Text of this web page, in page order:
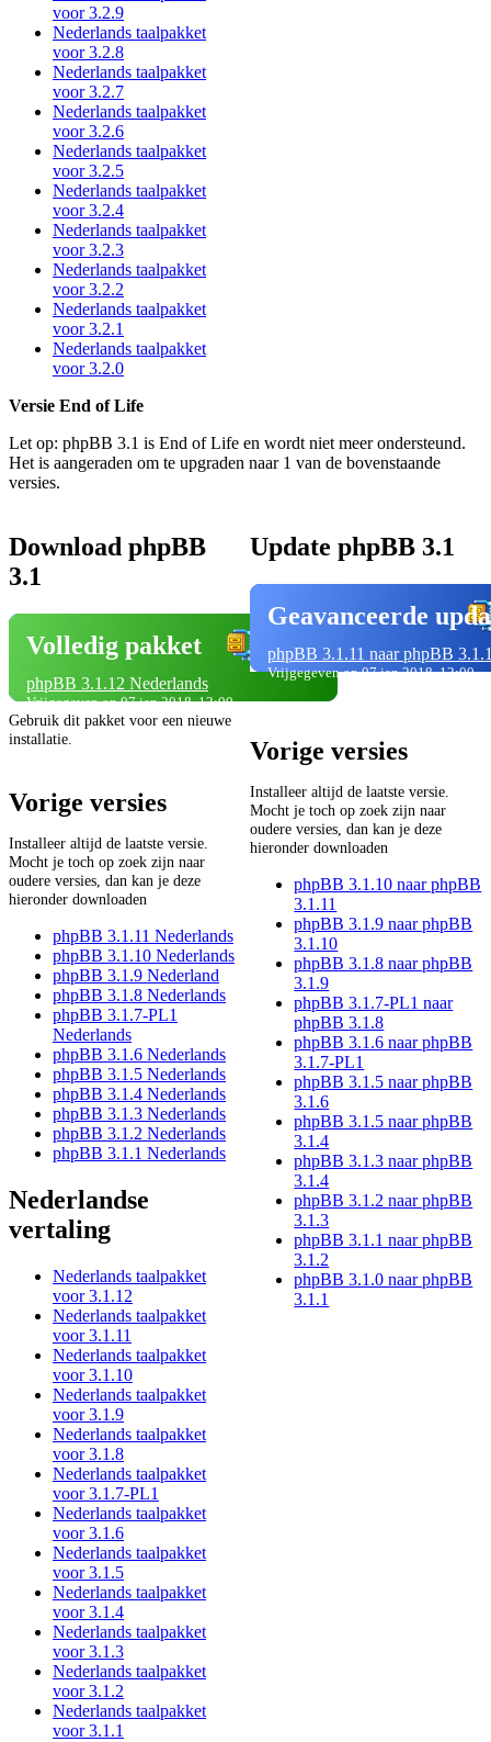
voor 3.2.9
Nederlands taalpakket
voor 3.2.8
Nederlands taalpakket
voor 3.2.7
Nederlands taalpakket
voor 3.2.6
Nederlands taalpakket
voor 3.2.5
Nederlands taalpakket
voor 3.2.4
Nederlands taalpakket
voor 3.2.3
Nederlands taalpakket
voor 3.2.2
Nederlands taalpakket
voor 3.2.1
Nederlands taalpakket
voor 3.2.0
Versie End of Life
Let op: phpBB 3.1 is End of Life en wordt niet meer ondersteund.
Het is aangeraden om te upgraden naar 1 van de bovenstaande
versies.
Download phpBB
3.1
Volledig pakket
phpBB 3.1.12 Nederlands
Vrijgegeven op 07 jan 2018, 12:00
Gebruik dit pakket voor een nieuwe
installatie.
Vorige versies
Installeer altijd de laatste versie.
Mocht je toch op zoek zijn naar
oudere versies, dan kan je deze
hieronder downloaden
phpBB 3.1.11 Nederlands
phpBB 3.1.10 Nederlands
phpBB 3.1.9 Nederland
phpBB 3.1.8 Nederlands
phpBB 3.1.7-PL1
Nederlands
phpBB 3.1.6 Nederlands
phpBB 3.1.5 Nederlands
phpBB 3.1.4 Nederlands
phpBB 3.1.3 Nederlands
phpBB 3.1.2 Nederlands
phpBB 3.1.1 Nederlands
Nederlandse
vertaling
Nederlands taalpakket
voor 3.1.12
Nederlands taalpakket
voor 3.1.11
Nederlands taalpakket
voor 3.1.10
Nederlands taalpakket
voor 3.1.9
Nederlands taalpakket
voor 3.1.8
Nederlands taalpakket
voor 3.1.7-PL1
Nederlands taalpakket
voor 3.1.6
Nederlands taalpakket
voor 3.1.5
Nederlands taalpakket
voor 3.1.4
Nederlands taalpakket
voor 3.1.3
Nederlands taalpakket
voor 3.1.2
Nederlands taalpakket
voor 3.1.1
Update phpBB 3.1
Geavanceerde
phpBB 3.1.11 naar phpBB
Vrijgegeven op 07 jan 2018, 12:00
Vorige versies
Installeer altijd de laatste versie.
Mocht je toch op zoek zijn naar
oudere versies, dan kan je deze
hieronder downloaden
phpBB 3.1.10 naar phpBB
3.1.11
phpBB 3.1.9 naar phpBB
3.1.10
phpBB 3.1.8 naar phpBB
3.1.9
phpBB 3.1.7-PL1 naar
phpBB 3.1.8
phpBB 3.1.6 naar phpBB
3.1.7-PL1
phpBB 3.1.5 naar phpBB
3.1.6
phpBB 3.1.5 naar phpBB
3.1.4
phpBB 3.1.3 naar phpBB
3.1.4
phpBB 3.1.2 naar phpBB
3.1.3
phpBB 3.1.1 naar phpBB
3.1.2
phpBB 3.1.0 naar phpBB
3.1.1